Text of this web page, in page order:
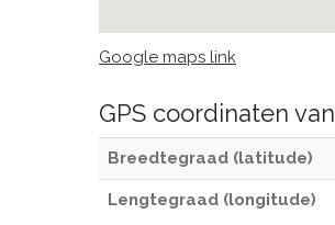
Google maps link
GPS coordinaten van
Breedtegraad (latitude)
Lengtegraad (longitude)